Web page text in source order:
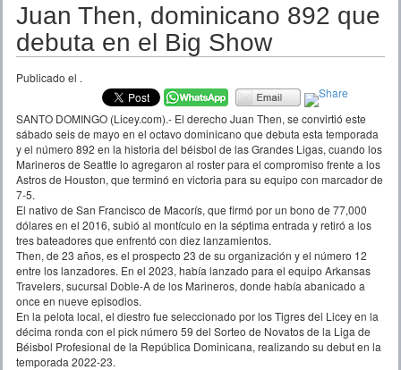
TEMPORADAS
Juan Then, dominicano 892 que
debuta en el Big Show
Publicado el .
SANTO DOMINGO (Licey.com).- El derecho Juan Then, se convirtió este
sábado seis de mayo en el octavo dominicano que debuta esta temporada
y el número 892 en la historia del béisbol de las Grandes Ligas, cuando los
Marineros de Seattle lo agregaron al roster para el compromiso frente a los
Astros de Houston, que terminó en victoria para su equipo con marcador de
7-5.
El nativo de San Francisco de Macorís, que firmó por un bono de 77,000
dólares en el 2016, subió al montículo en la séptima entrada y retiró a los
tres bateadores que enfrentó con diez lanzamientos.
Then, de 23 años, es el prospecto 23 de su organización y el número 12
entre los lanzadores. En el 2023, había lanzado para el equipo Arkansas
Travelers, sucursal Doble-A de los Marineros, donde había abanicado a
once en nueve episodios.
En la pelota local, el diestro fue seleccionado por los Tigres del Licey en la
décima ronda con el pick número 59 del Sorteo de Novatos de la Liga de
Béisbol Profesional de la República Dominicana, realizando su debut en la
temporada 2022-23.